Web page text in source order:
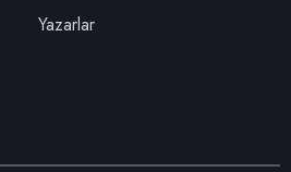
Yazarlar